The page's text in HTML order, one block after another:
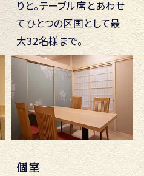
りと。テーブル席とあわせ
てひとつの区画として最
大32名様まで。
個室